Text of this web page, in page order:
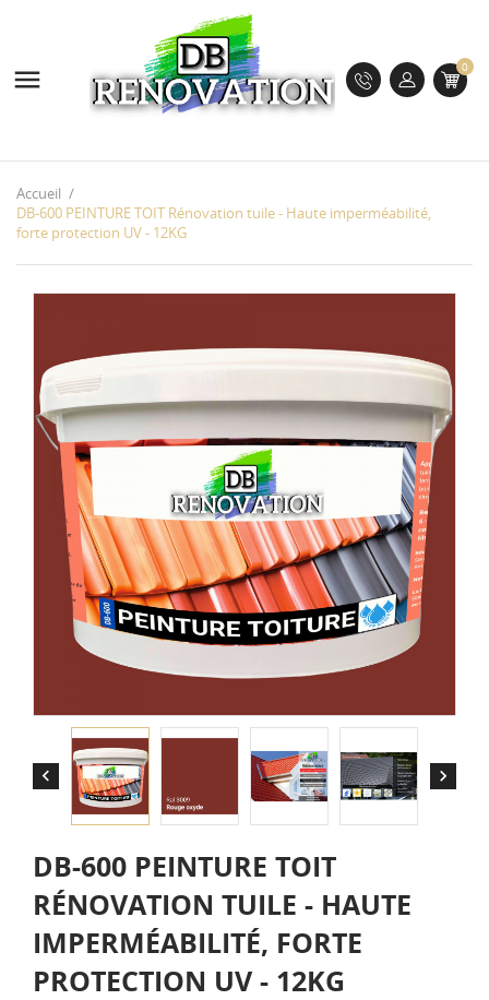
 0
Accueil
DB-600 PEINTURE TOIT Rénovation tuile - Haute imperméabilité,
forte protection UV - 12KG
 
DB-600 PEINTURE TOIT
RÉNOVATION TUILE - HAUTE
IMPERMÉABILITÉ, FORTE
PROTECTION UV - 12KG